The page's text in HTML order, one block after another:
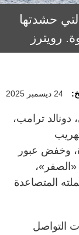
حشدتها
رويترز
24 ديسمبر 2025
دونالد ترامب،
تهريب
وخفض عبور
«الصفر»،
المتصاعدة
التواصل